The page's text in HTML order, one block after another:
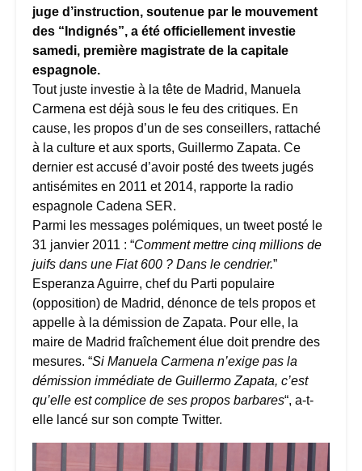
juge d’instruction, soutenue par le mouvement
des “Indignés”, a été officiellement investie
samedi, première magistrate de la capitale
espagnole.
Tout juste investie à la tête de Madrid, Manuela
Carmena est déjà sous le feu des critiques. En
cause, les propos d’un de ses conseillers, rattaché
à la culture et aux sports, Guillermo Zapata. Ce
dernier est accusé d’avoir posté des tweets jugés
antisémites en 2011 et 2014, rapporte la radio
espagnole Cadena SER.
Parmi les messages polémiques, un tweet posté le
31 janvier 2011 : “Comment mettre cinq millions de
juifs dans une Fiat 600 ? Dans le cendrier.”
Esperanza Aguirre, chef du Parti populaire
(opposition) de Madrid, dénonce de tels propos et
appelle à la démission de Zapata. Pour elle, la
maire de Madrid fraîchement élue doit prendre des
mesures. “Si Manuela Carmena n’exige pas la
démission immédiate de Guillermo Zapata, c’est
qu’elle est complice de ses propos barbares“, a-t-
elle lancé sur son compte Twitter.